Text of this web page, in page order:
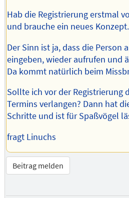
Hab die Registrierung erstmal
und brauche ein neues Konzept.
Der Sinn ist ja, dass die Person
eingeben, wieder aufrufen und
Da kommt natürlich beim
Sollte ich vor der Registrierung
Termins verlangen? Dann hat
Schritte und ist für Spaßvögel
fragt Linuchs
Beitrag melden